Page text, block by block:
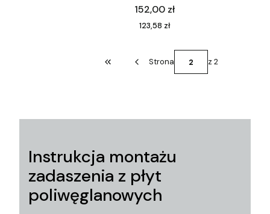
Cena
152,00 zł
Cena
123,58 zł
Wróć do pierwszej strony z produktami
Strona z 2
Instrukcja montażu
zadaszenia z płyt
poliwęglanowych